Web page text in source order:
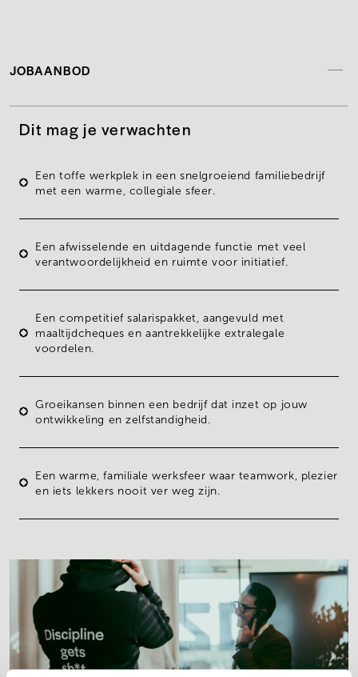
JOBAANBOD
Dit mag je verwachten
Eentoffe werkplek in een snelgroeiend familiebedrijf
met een warme, collegiale sfeer.
Eenafwisselende en uitdagende functie met veel
verantwoordelijkheid en ruimte voor initiatief.
Eencompetitief salarispakket
, aangevuld met
maaltijdcheques en aantrekkelijke extralegale
voordelen.
Groeikansen binnen een bedrijf dat inzet op jouw
ontwikkeling en zelfstandigheid.
Eenwarme, familiale werksfeer waar teamwork, plezier
en iets lekkers nooit ver weg zijn.